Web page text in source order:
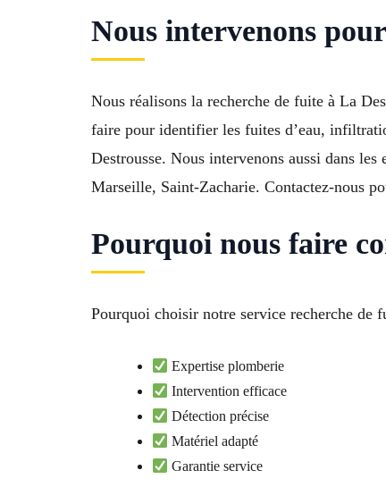
Nous intervenons
Nous réalisons la recherche de fuite à La
faire pour identifier les fuites d’eau,
Destrousse. Nous intervenons aussi dans
Marseille, Saint-Zacharie. Contactez-nous
Pourquoi nous faire
Pourquoi choisir notre service recherche de
Expertise plomberie
Intervention efficace
Détection précise
Matériel adapté
Garantie service